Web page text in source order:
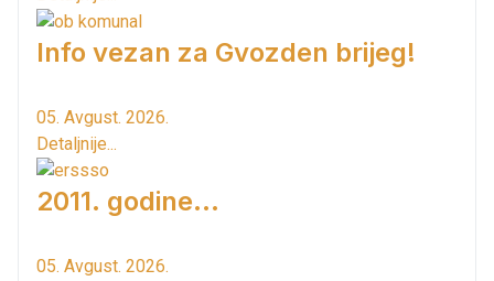
Info vezan za Gvozden brijeg!
05. Avgust. 2026.
Detaljnije...
2011. godine...
05. Avgust. 2026.